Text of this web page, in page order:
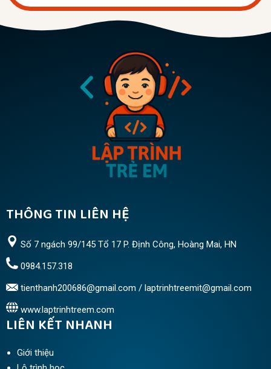
THÔNG TIN LIÊN HỆ
Số 7 ngách 99/145 Tổ 17 P. Định Công, Hoàng Mai, HN
0984.157.318
tienthanh200686@gmail.com / laptrinhtreemit@gmail.com
www.laptrinhtreem.com
LIÊN KẾT NHANH
Giới thiệu